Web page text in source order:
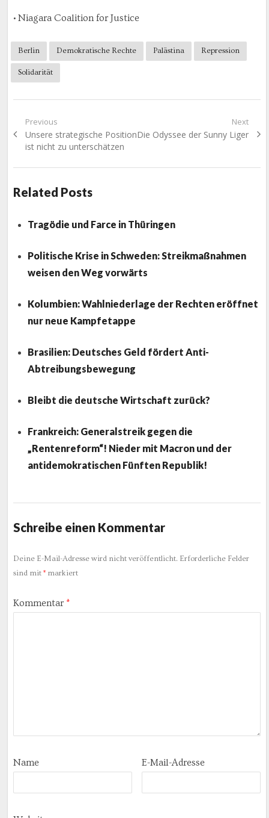
• Niagara Coalition for Justice
Berlin Demokratische Rechte Palästina Repression
Solidarität
Beitragsnavigation
Previous
Previous
post:
Unsere strategische Position
ist nicht zu unterschätzen
Next
Next
Die Odyssee der Sunny Liger
Related Posts
Tragödie und Farce in Thüringen
Politische Krise in Schweden: Streikmaßnahmen
weisen den Weg vorwärts
Kolumbien: Wahlniederlage der Rechten eröffnet
nur neue Kampfetappe
Brasilien: Deutsches Geld fördert Anti-
Abtreibungsbewegung
Bleibt die deutsche Wirtschaft zurück?
Frankreich: Generalstreik gegen die
„Rentenreform“! Nieder mit Macron und der
antidemokratischen Fünften Republik!
Schreibe einen Kommentar
Deine E-Mail-Adresse wird nicht veröffentlicht. Erforderliche Felder
sind mit *markiert
Kommentar *
Name E-Mail-Adresse